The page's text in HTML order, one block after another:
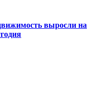
выросли на